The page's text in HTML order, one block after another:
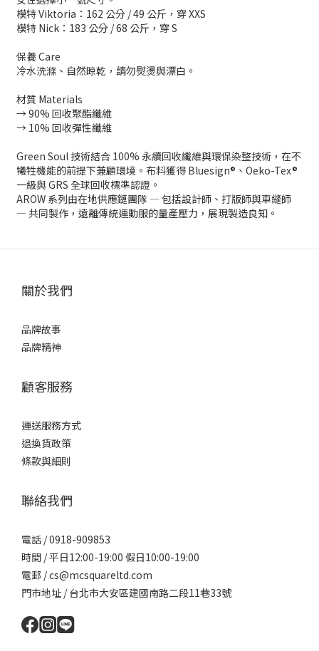
模特 Viktoria：162 公分 / 49 公斤，穿 XXS
模特 Nick：183 公分 / 68 公斤，穿 S
保養 Care
冷水洗滌、自然晾乾，請勿熨燙與漂白。
材質 Materials
→ 90% 回收聚酯纖維
→ 10% 回收彈性纖維
Green Soul 技術結合 100% 永續回收纖維與環保染整技術，在不
犧牲機能的前提下兼顧環境。布料獲得 Bluesign®、Oeko-Tex®
一級與 GRS 全球回收標準認證。
AROW 系列由在地供應鏈團隊 — 包括設計師、打版師與車縫師
— 共同製作，遠離傳統運動服的量產壓力，展現製造良知。
關於我們
品牌故事
品牌精神
顧客服務
運送服務方式
退換貨政策
條款與細則
聯絡我們
電話 / 0918-909853
時間 / 平日12:00-19:00 假日10:00-19:00
電郵 / cs@mcsquareltd.com
門市地址 / 台北市大安區建國南路二段11巷33號